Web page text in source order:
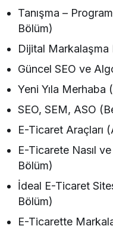
Tanışma –
Bölüm)
Dijital Markalaşma
Güncel SEO ve
Yeni Yıla Merhaba
SEO, SEM, ASO
E-Ticaret Araçları
E-Ticarete Nasıl
Bölüm)
İdeal E-Ticaret
Bölüm)
E-Ticarette